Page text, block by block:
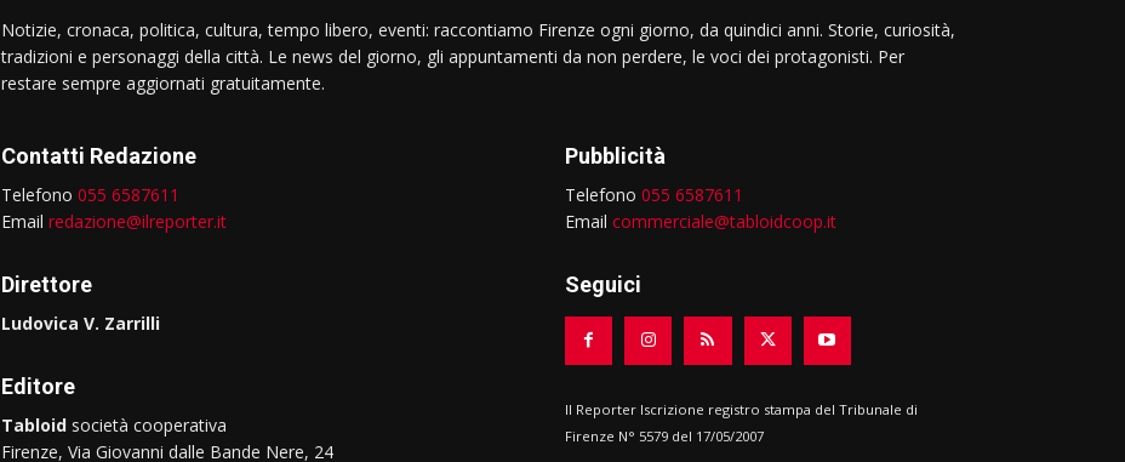
Notizie, cronaca, politica, cultura, tempo libero, eventi: raccontiamo Firenze ogni giorno, da quindici anni. Storie, curiosità,
tradizioni e personaggi della città. Le news del giorno, gli appuntamenti da non perdere, le voci dei protagonisti. Per
restare sempre aggiornati gratuitamente.
Contatti Redazione
Telefono 055 6587611
Email redazione@ilreporter.it
Direttore
Ludovica V. Zarrilli
Editore
Tabloid società cooperativa
Firenze, Via Giovanni dalle Bande Nere, 24
Pubblicità
Telefono 055 6587611
Email commerciale@tabloidcoop.it
Seguici
Il Reporter Iscrizione registro stampa del Tribunale di
Firenze N° 5579 del 17/05/2007